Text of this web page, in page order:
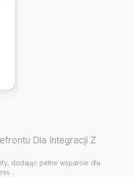
Dla Integracji Z
dodając pełne wsparcie dla